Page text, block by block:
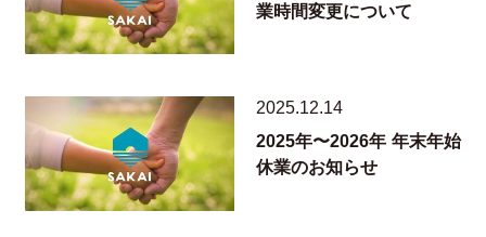
業時間変更について
2025.12.14
2025年〜2026年 年末年始
休業のお知らせ